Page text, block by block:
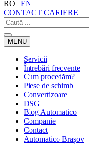
RO | EN
CONTACT CARIERE
MENU
Servicii
Întrebări frecvente
Cum procedăm?
Piese de schimb
Convertizoare
DSG
Blog Automatico
Companie
Contact
Automatico Brașov